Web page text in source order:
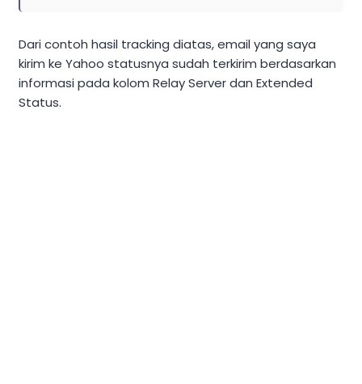
Dari contoh hasil tracking diatas, email yang saya
kirim ke Yahoo statusnya sudah terkirim berdasarkan
informasi pada kolom Relay Server dan Extended
Status.